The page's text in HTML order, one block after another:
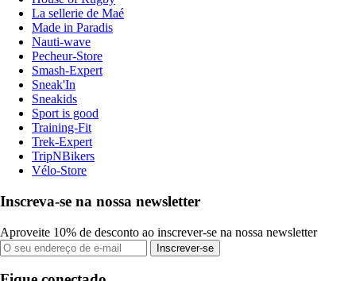
La sellerie de Maé
Made in Paradis
Nauti-wave
Pecheur-Store
Smash-Expert
Sneak'In
Sneakids
Sport is good
Training-Fit
Trek-Expert
TripNBikers
Vélo-Store
Inscreva-se na nossa newsletter
Aproveite 10% de desconto ao inscrever-se na nossa newsletter
Inscrever-se